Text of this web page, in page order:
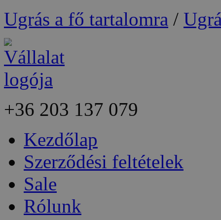
Ugrás a fő tartalomra /
+36 203 137 079
Kezdőlap
Szerződési feltételek
Sale
Rólunk